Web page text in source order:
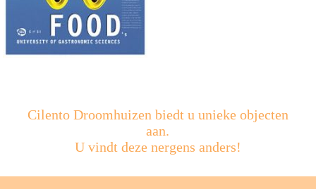
Cilento Droomhuizen biedt u unieke objecten
aan.
U vindt deze nergens anders!